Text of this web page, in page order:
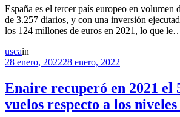
España es el tercer país europeo en volumen
de 3.257 diarios, y con una inversión
los 124 millones de euros en 2021, lo que
uscain
28 enero, 202228 enero, 2022
Enaire recuperó en 2021 el
vuelos respecto a los niveles